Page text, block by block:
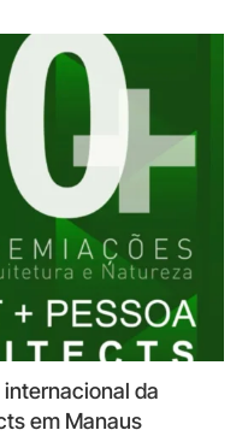
da
em Manaus